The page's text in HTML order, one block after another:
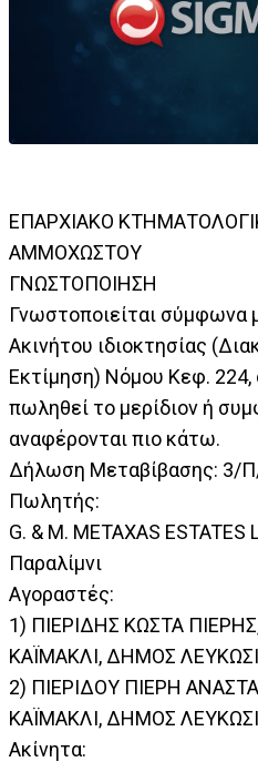
ΕΠΑΡΧΙΑΚΟ
ΑΜΜΟΧΩΣΤΟΥ
ΓΝΩΣΤΟΠΟΙΗΣΗ
Γνωστοποιείται σύμφωνα
Ακινήτου ιδιοκτησίας
Εκτίμηση) Νόμου Κεφ.
πωληθεί το μερίδιον ή
αναφέρονται πιο κάτω.
Δήλωση Μεταβίβασης: 3/
Πωλητής:
G. & M. METAXAS
Παραλίμνι
Αγοραστές:
1) ΠΙΕΡΙΔΗΣ ΚΩΣΤΑ
ΚΑΪΜΑΚΛΙ, ΔΗΜΟΣ
2) ΠΙΕΡΙΔΟΥ ΠΙΕΡΗ
ΚΑΪΜΑΚΛΙ, ΔΗΜΟΣ
Ακίνητα: